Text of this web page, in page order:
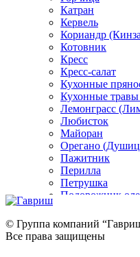
Катран
Кервель
Кориандр
Котовник
Кресс
Кресс-салат
Кухонные
Кухонные
Лемонграсс
Любисток
Майоран
Орегано
Пажитник
Перилла
Петрушка
Подорожник
Ревень
Рукола
Рута
© Группа компаний
Все права защищены